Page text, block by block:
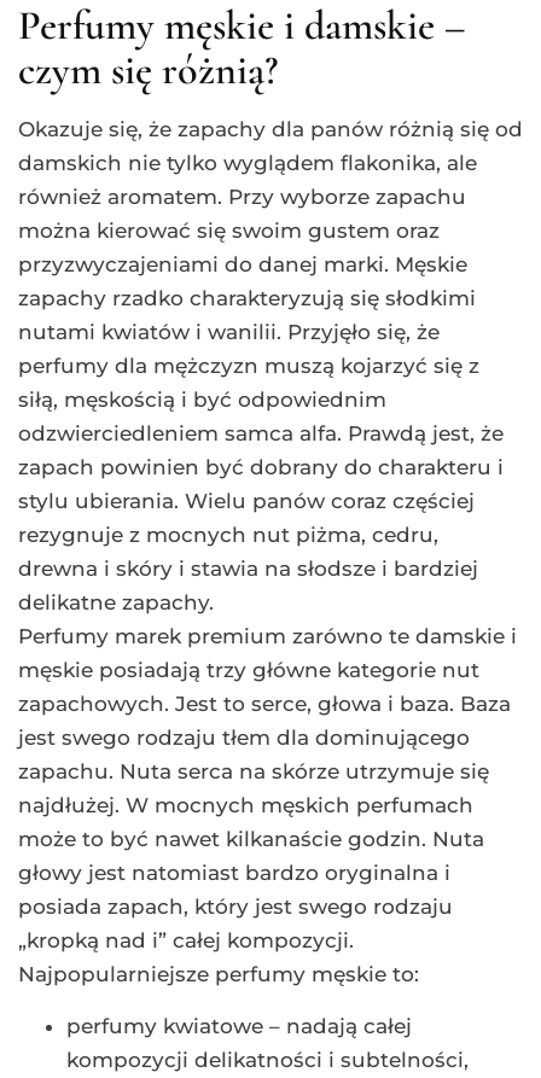
Perfumy męskie i damskie –
czym się różnią?
Okazuje się, że zapachy dla panów różnią się od
damskich nie tylko wyglądem flakonika, ale
również aromatem. Przy wyborze zapachu
można kierować się swoim gustem oraz
przyzwyczajeniami do danej marki. Męskie
zapachy rzadko charakteryzują się słodkimi
nutami kwiatów i wanilii. Przyjęło się, że
perfumy dla mężczyzn muszą kojarzyć się z
siłą, męskością i być odpowiednim
odzwierciedleniem samca alfa. Prawdą jest, że
zapach powinien być dobrany do charakteru i
stylu ubierania. Wielu panów coraz częściej
rezygnuje z mocnych nut piżma, cedru,
drewna i skóry i stawia na słodsze i bardziej
delikatne zapachy.
Perfumy marek premium zarówno te damskie i
męskie posiadają trzy główne kategorie nut
zapachowych. Jest to serce, głowa i baza. Baza
jest swego rodzaju tłem dla dominującego
zapachu. Nuta serca na skórze utrzymuje się
najdłużej. W mocnych męskich perfumach
może to być nawet kilkanaście godzin. Nuta
głowy jest natomiast bardzo oryginalna i
posiada zapach, który jest swego rodzaju
„kropką nad i” całej kompozycji.
Najpopularniejsze perfumy męskie to:
perfumy kwiatowe – nadają całej
kompozycji delikatności i subtelności,